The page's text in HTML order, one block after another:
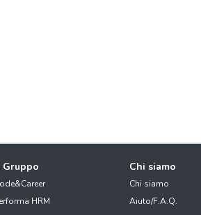
Gruppo
HRM
Chi siamo
Chi siamo
Aiuto/F.A.Q.